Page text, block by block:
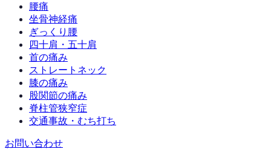
腰痛
坐骨神経痛
ぎっくり腰
四十肩・五十肩
首の痛み
ストレートネック
膝の痛み
股関節の痛み
脊柱管狭窄症
交通事故・むち打ち
お問い合わせ